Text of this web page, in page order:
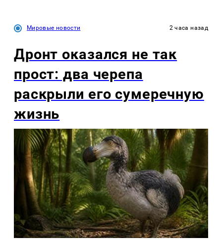
Мировые новости 2 часа назад
Дронт оказался не так
прост: два черепа
раскрыли его сумеречную
жизнь